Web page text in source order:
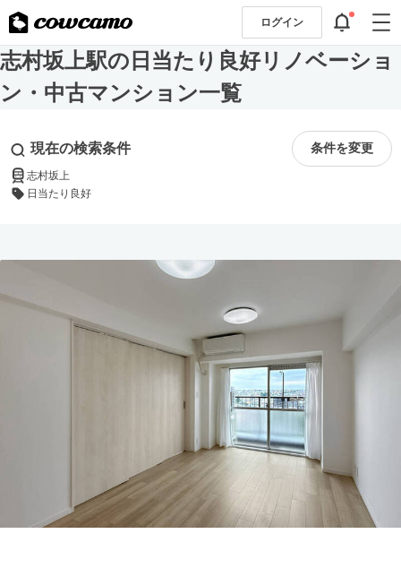
ログイン
志村坂上駅の日当たり良好リノベーショ
ン・中古マンション一覧
現在の検索条件 条件を変更
志村坂上
日当たり良好